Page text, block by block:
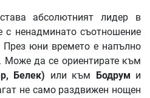
абсолютният лидер в
с ненадминато съотношение
юни времето е напълно
Може да се ориентирате към
, Белек) или към Бодрум и
не само раздвижен нощен